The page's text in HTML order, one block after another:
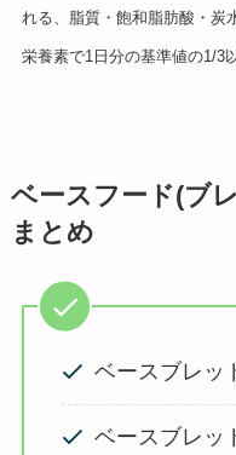
れる、脂質・飽和脂肪酸・炭
栄養素で1日分の基準値の1/3
ベースフード(ブ
まとめ
ベースブレッ
ベースブレッ